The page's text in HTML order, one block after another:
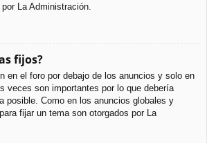
La Administración.
fijos?
en el foro por debajo de los anuncios y solo en
veces son importantes por lo que debería
posible. Como en los anuncios globales y
fijar un tema son otorgados por La